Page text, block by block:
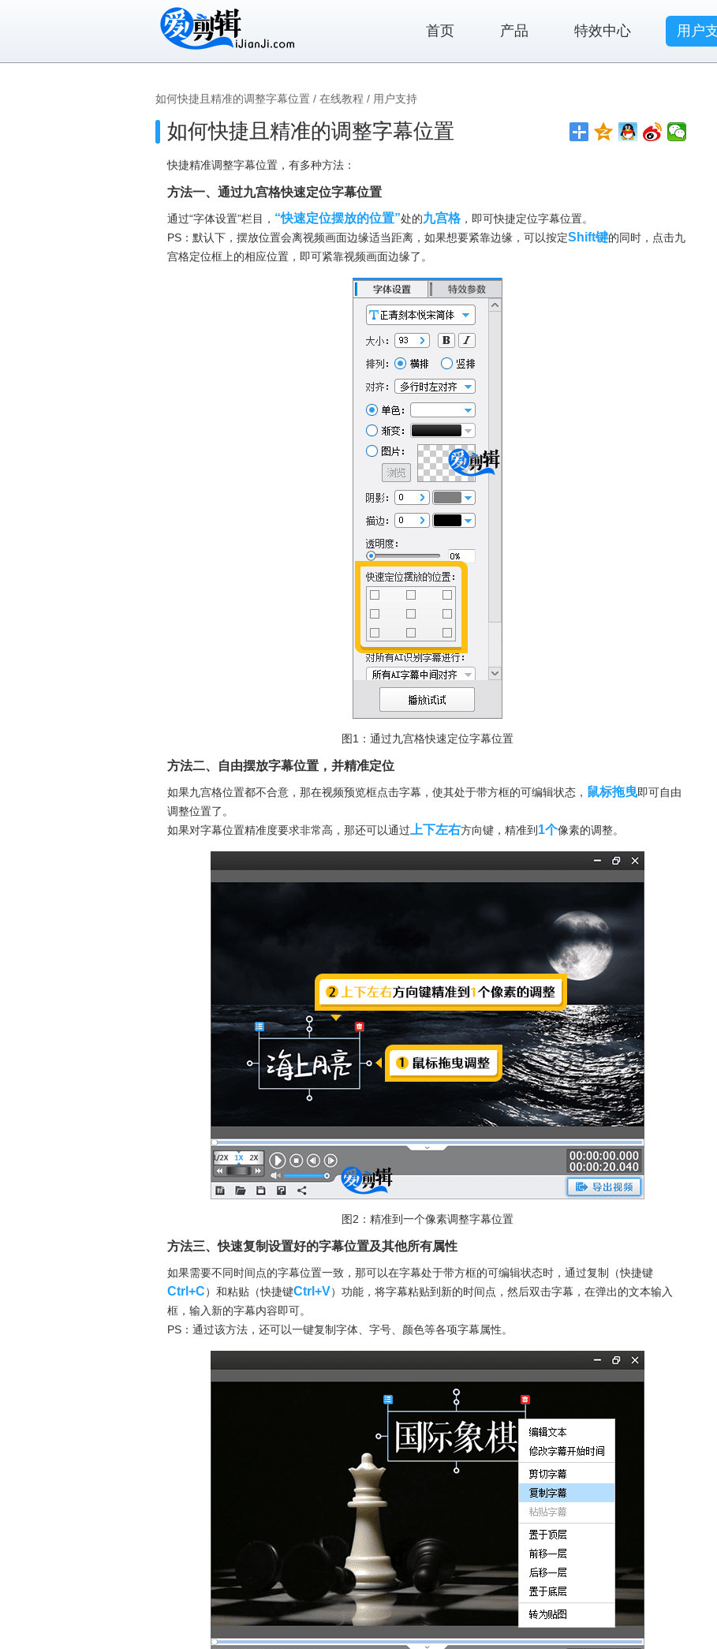
首页 产品 特效中心 用户
如何快捷且精准的调整字幕位置 / 在线教程 / 用户支持
如何快捷且精准的调整字幕位置
快捷精准调整字幕位置，有多种方法：
方法一、通过九宫格快速定位字幕位置
通过“字体设置”栏目， “快速定位摆放的位置”处的九宫格 ，即可快捷定位字幕位置。
PS：默认下，摆放位置会离视频画面边缘适当距离，如果想要紧靠边缘，可以按定Shift键的同时，点击九
宫格定位框上的相应位置，即可紧靠视频画面边缘了。
图1：通过九宫格快速定位字幕位置
方法二、自由摆放字幕位置，并精准定位
如果九宫格位置都不合意，那在视频预览框点击字幕，使其处于带方框的可编辑状态， 鼠标拖曳即可自由
调整位置了。
如果对字幕位置精准度要求非常高，那还可以通过 上下左右方向键，精准到 1个像素的调整。
图2：精准到一个像素调整字幕位置
方法三、快速复制设置好的字幕位置及其他所有属性
如果需要不同时间点的字幕位置一致，那可以在字幕处于带方框的可编辑状态时，通过复制（快捷键
Ctrl+C）和粘贴（快捷键Ctrl+V）功能，将字幕粘贴到新的时间点，然后双击字幕，在弹出的文本输入
框，输入新的字幕内容即可。
PS：通过该方法，还可以一键复制字体、字号、颜色等各项字幕属性。